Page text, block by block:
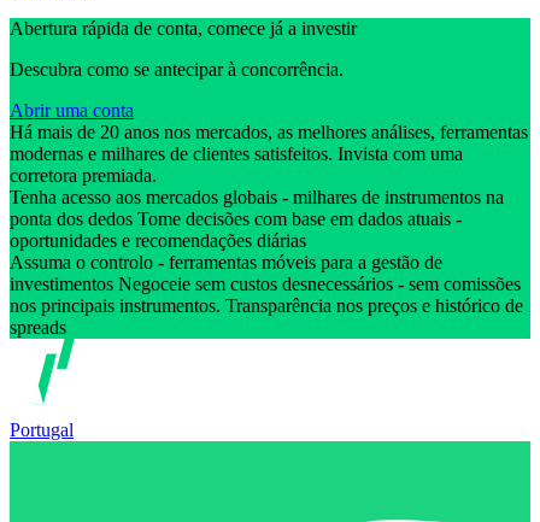
Abertura rápida de conta, comece já a investir
Descubra como se antecipar à concorrência.
Abrir uma conta
Há mais de 20 anos nos mercados, as melhores análises, ferramentas
modernas e milhares de clientes satisfeitos. Invista com uma
corretora premiada.
Tenha acesso aos mercados globais - milhares de instrumentos na
ponta dos dedos Tome decisões com base em dados atuais -
oportunidades e recomendações diárias
Assuma o controlo - ferramentas móveis para a gestão de
investimentos Negoceie sem custos desnecessários - sem comissões
nos principais instrumentos. Transparência nos preços e histórico de
spreads
Portugal